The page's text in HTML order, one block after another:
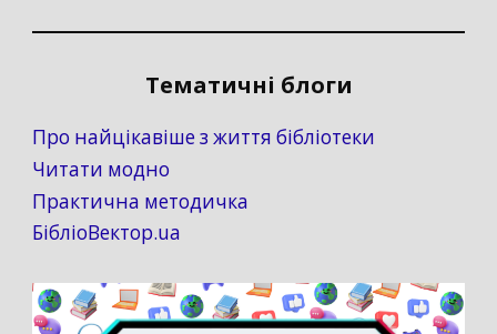
Тематичні блоги
Про найцікавіше з життя бібліотеки
Читати модно
Практична методичка
БібліоВектор.ua